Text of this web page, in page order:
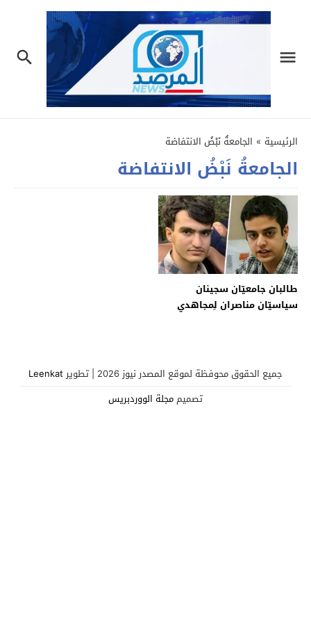
الرئيسية » الجامعةُ نَبْضُ الانتفاضة
الجامعةُ نَبْضُ الانتفاضة
طالبان جامعیّان سجينان
سیاسیّان مناصران لِمجاهدي
جميع الحقوق محوفظة لموقع المصدر نيوز 2026 | تطوير
Leenkat
تصميممجلة الووردبريس